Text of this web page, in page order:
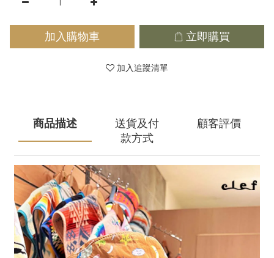
加入購物車 立即購買
加入追蹤清單
商品描述
送貨及付
款方式
顧客評價